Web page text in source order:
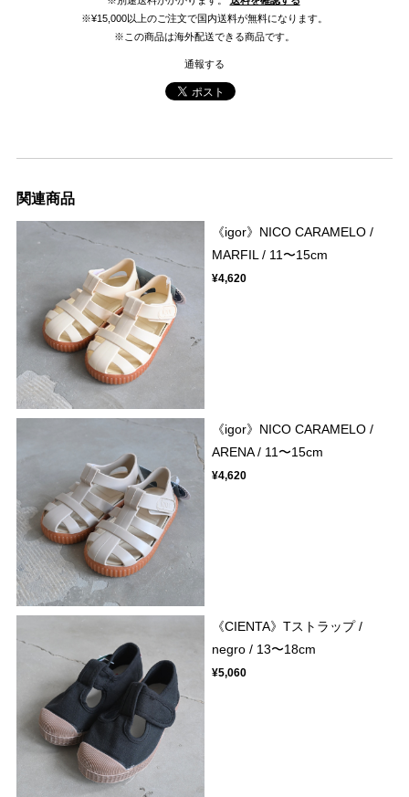
※¥15,000以上のご注文で国内送料が無料になります。
※この商品は海外配送できる商品です。
通報する
関連商品
《igor》NICO CARAMELO /
MARFIL / 11〜15cm
¥4,620
《igor》NICO CARAMELO /
ARENA / 11〜15cm
¥4,620
《CIENTA》Tストラップ /
negro / 13〜18cm
¥5,060